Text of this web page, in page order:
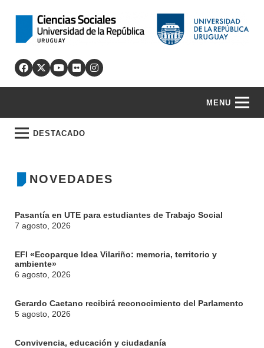
MENU
DESTACADO
NOVEDADES
Pasantía en UTE para estudiantes de Trabajo Social
7 agosto, 2026
EFI «Ecoparque Idea Vilariño: memoria, territorio y
ambiente»
6 agosto, 2026
Gerardo Caetano recibirá reconocimiento del Parlamento
5 agosto, 2026
Convivencia, educación y ciudadanía